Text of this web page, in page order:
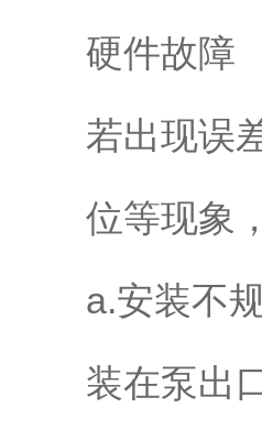
硬件故障
若出现误
位等现象
a.安装不
装在泵出